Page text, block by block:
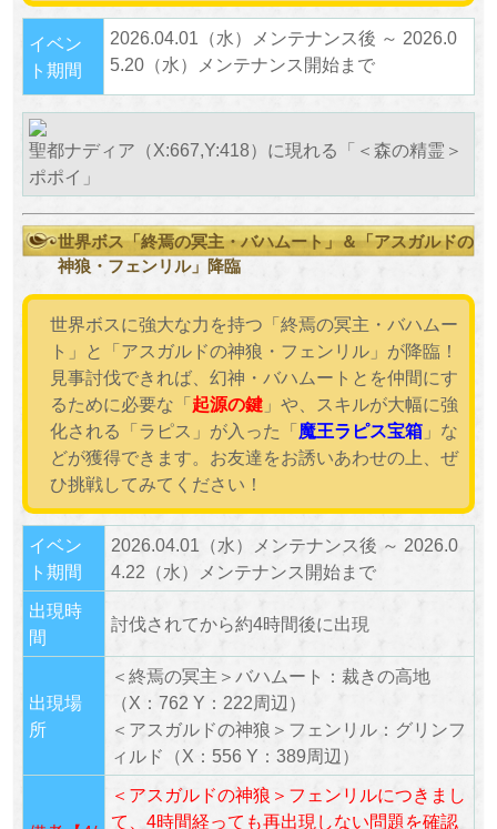
イベン
ト期間
2026.04.01（水）メンテナンス後 ～ 2026.0
5.20（水）メンテナンス開始まで
聖都ナディア（X:667,Y:418）に現れる「＜森の精霊＞
ポポイ」
世界ボス「終焉の冥主・バハムート」＆「アスガルドの
神狼・フェンリル」降臨
世界ボスに強大な力を持つ「終焉の冥主・バハムー
ト」と「アスガルドの神狼・フェンリル」が降臨！
見事討伐できれば、幻神・バハムートとを仲間にす
るために必要な「起源の鍵」や、スキルが大幅に強
化される「ラピス」が入った「魔王ラピス宝箱」な
どが獲得できます。お友達をお誘いあわせの上、ぜ
ひ挑戦してみてください！
イベン
ト期間
2026.04.01（水）メンテナンス後 ～ 2026.0
4.22（水）メンテナンス開始まで
出現時
間
討伐されてから約4時間後に出現
出現場
所
＜終焉の冥主＞バハムート：裁きの高地
（X：762 Y：222周辺）
＜アスガルドの神狼＞フェンリル：グリンフ
ィルド（X：556 Y：389周辺）
＜アスガルドの神狼＞フェンリルにつきまし
て、4時間経っても再出現しない問題を確認